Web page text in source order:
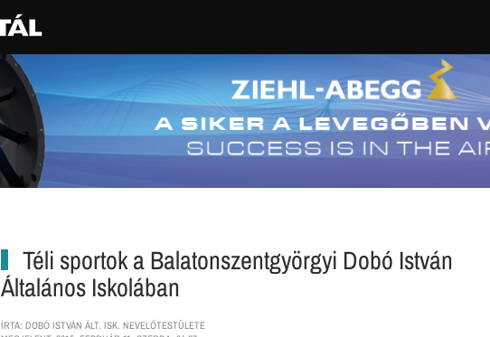
Téli sportok a Balatonszentgyörgyi Dobó István
Általános Iskolában
ÍRTA: DOBÓ ISTVÁN ÁLT. ISK. NEVELŐTESTÜLETE